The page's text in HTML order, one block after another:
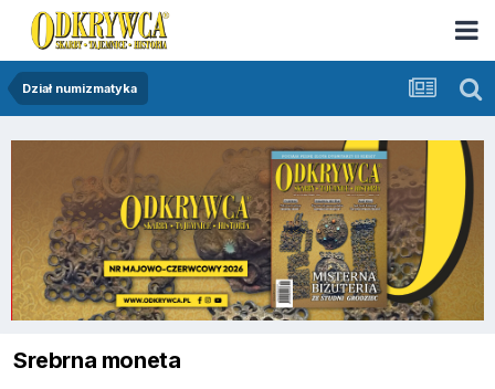
Dział numizmatyka
Srebrna moneta